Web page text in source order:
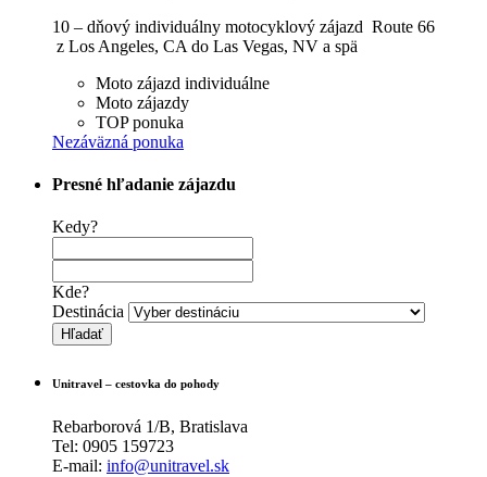
10 – dňový individuálny motocyklový zájazd Route 66
z Los Angeles, CA do Las Vegas, NV a spä
Moto zájazd individuálne
Moto zájazdy
TOP ponuka
Nezáväzná ponuka
Presné hľadanie zájazdu
Kedy?
Kde?
Destinácia
Unitravel – cestovka do pohody
Rebarborová 1/B, Bratislava
Tel: 0905 159723
E-mail: info@unitravel.sk